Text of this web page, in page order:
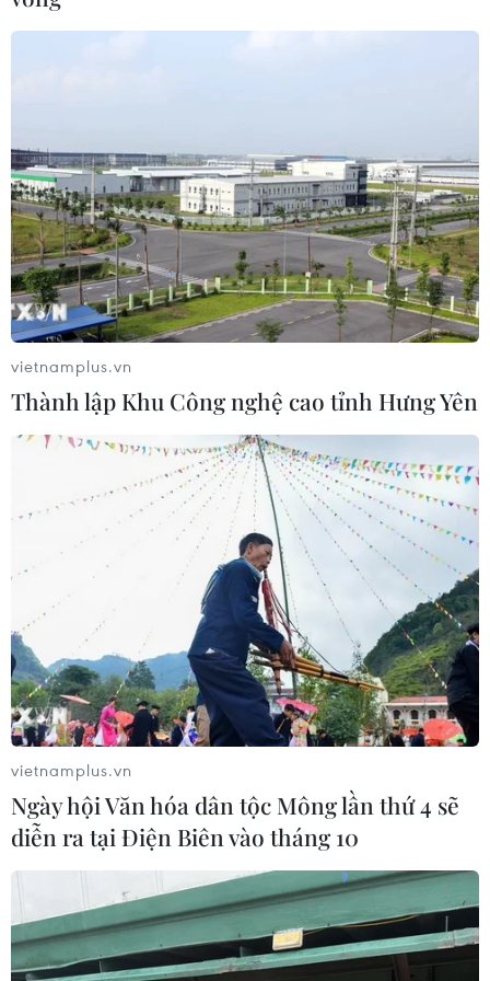
như "Messi Thái" được.
vietnamplus.vn
Thành lập Khu Công nghệ cao tỉnh Hưng Yên
vietnamplus.vn
Ngày hội Văn hóa dân tộc Mông lần thứ 4 sẽ
diễn ra tại Điện Biên vào tháng 10